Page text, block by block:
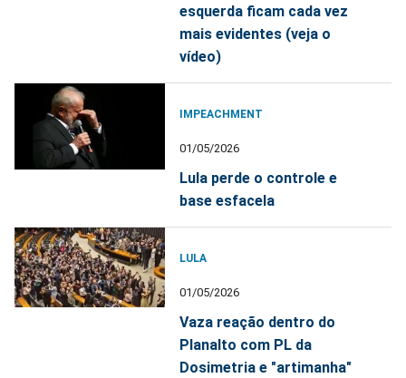
esquerda ficam cada vez
mais evidentes (veja o
vídeo)
IMPEACHMENT
01/05/2026
Lula perde o controle e
base esfacela
LULA
01/05/2026
Vaza reação dentro do
Planalto com PL da
Dosimetria e "artimanha"